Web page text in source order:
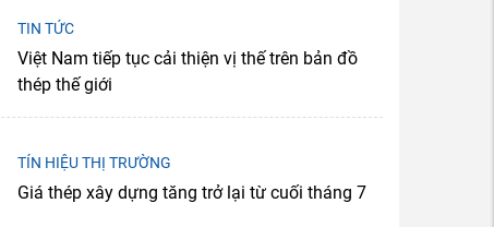
TIN TỨC
Việt Nam tiếp tục cải thiện vị thế trên bản đồ
thép thế giới
TÍN HIỆU THỊ TRƯỜNG
Giá thép xây dựng tăng trở lại từ cuối tháng 7